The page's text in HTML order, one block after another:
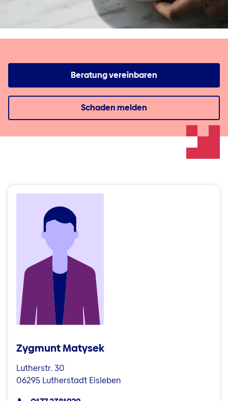
Beratung vereinbaren
Schaden melden
Zygmunt Matysek
Lutherstr. 30
06295 Lutherstadt Eisleben